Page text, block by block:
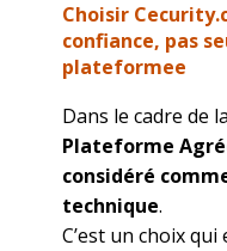
Choisir
confiance, pas
plateformee
Dans le cadre de
Plateforme
considéré
technique.
C’est un choix